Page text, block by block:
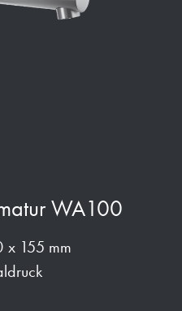
WA100
155 mm